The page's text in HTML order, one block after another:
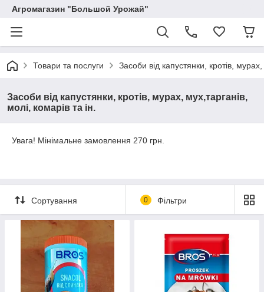
Агромагазин "Большой Урожай"
Товари та послуги Засоби від капустянки, кротів,
Засоби від капустянки, кротів, мурах, мух,тарганів,
молі, комарів та ін.
Увага! Мінімальне замовлення 270 грн.
Сортування 0 Фільтри